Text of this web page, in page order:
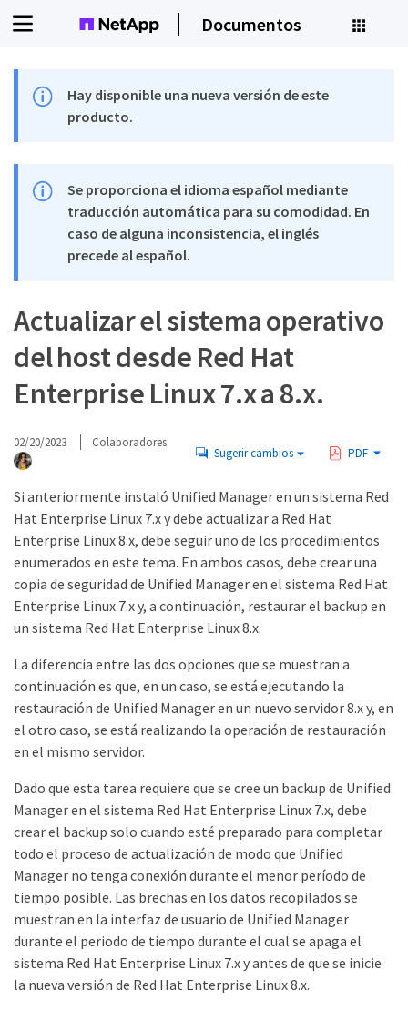
Documentos
Hay disponible una nueva versión de este
producto.
Se proporciona el idioma español mediante
traducción automática para su comodidad. En
caso de alguna inconsistencia, el inglés
precede al español.
Actualizar el sistema operativo
del host desde Red Hat
Enterprise Linux 7.x a 8.x.
02/20/2023 Colaboradores
Sugerir cambios PDF
Si anteriormente instaló Unified Manager en un sistema Red
Hat Enterprise Linux 7.x y debe actualizar a Red Hat
Enterprise Linux 8.x, debe seguir uno de los procedimientos
enumerados en este tema. En ambos casos, debe crear una
copia de seguridad de Unified Manager en el sistema Red Hat
Enterprise Linux 7.x y, a continuación, restaurar el backup en
un sistema Red Hat Enterprise Linux 8.x.
La diferencia entre las dos opciones que se muestran a
continuación es que, en un caso, se está ejecutando la
restauración de Unified Manager en un nuevo servidor 8.x y, en
el otro caso, se está realizando la operación de restauración
en el mismo servidor.
Dado que esta tarea requiere que se cree un backup de Unified
Manager en el sistema Red Hat Enterprise Linux 7.x, debe
crear el backup solo cuando esté preparado para completar
todo el proceso de actualización de modo que Unified
Manager no tenga conexión durante el menor período de
tiempo posible. Las brechas en los datos recopilados se
muestran en la interfaz de usuario de Unified Manager
durante el periodo de tiempo durante el cual se apaga el
sistema Red Hat Enterprise Linux 7.x y antes de que se inicie
la nueva versión de Red Hat Enterprise Linux 8.x.